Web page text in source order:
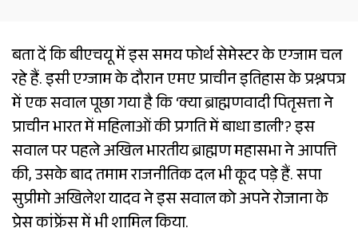
बता दें कि बीएचयू में इस समय फोर्थ सेमेस्टर के एग्जाम चल
रहे हैं. इसी एग्जाम के दौरान एमए प्राचीन इतिहास के प्रश्नपत्र
में एक सवाल पूछा गया है कि ‘क्या ब्राह्मणवादी पितृसत्ता ने
प्राचीन भारत में महिलाओं की प्रगति में बाधा डाली’? इस
सवाल पर पहले अखिल भारतीय ब्राह्मण महासभा ने आपत्ति
की, उसके बाद तमाम राजनीतिक दल भी कूद पड़े हैं. सपा
सुप्रीमो अखिलेश यादव ने इस सवाल को अपने रोजाना के
प्रेस कांफ्रेंस में भी शामिल किया.